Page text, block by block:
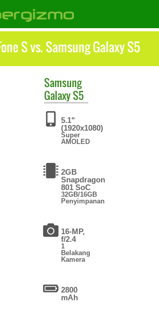
S vs. Samsung Galaxy S5
Samsung
Galaxy S5
5.1"
(1920x1080)
Super
AMOLED
2GB
Snapdragon
801 SoC
32GB/16GB
Penyimpanan
16-MP,
f/2.4
1
Belakang
Kamera
2800
mAh